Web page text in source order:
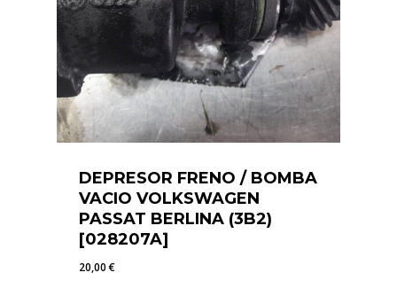
DEPRESOR FRENO / BOMBA
VACIO VOLKSWAGEN
PASSAT BERLINA (3B2)
[028207A]
20,00€